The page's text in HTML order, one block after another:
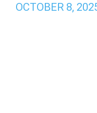
OCTOBER 8,